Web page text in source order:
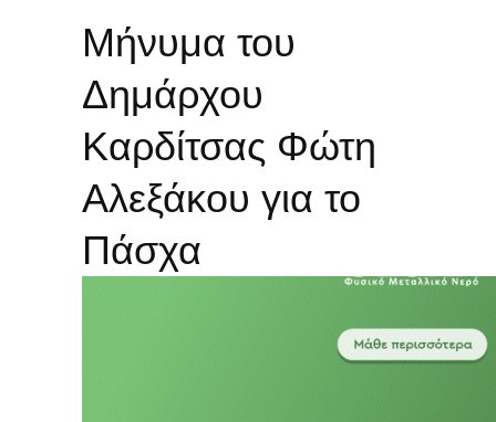
Μήνυμα του
Δημάρχου
Καρδίτσας Φώτη
Αλεξάκου για το
Πάσχα